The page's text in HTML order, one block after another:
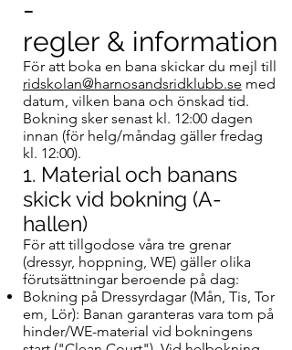
-
regler & information
För att boka en bana skickar du mejl till
ridskolan@harnosandsridklubb.se med
datum, vilken bana och önskad tid.
Bokning sker senast kl. 12:00 dagen
innan (för helg/måndag gäller fredag
kl. 12:00).
1. Material och banans
skick vid bokning (A-
hallen)
För att tillgodose våra tre grenar
(dressyr, hoppning, WE) gäller olika
förutsättningar beroende på dag:
Bokning på Dressyrdagar (Mån, Tis, Tor
em, Lör): Banan garanteras vara tom på
hinder/WE-material vid bokningens